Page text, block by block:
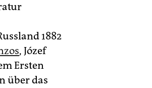
1882
, Józef
Ersten
über das